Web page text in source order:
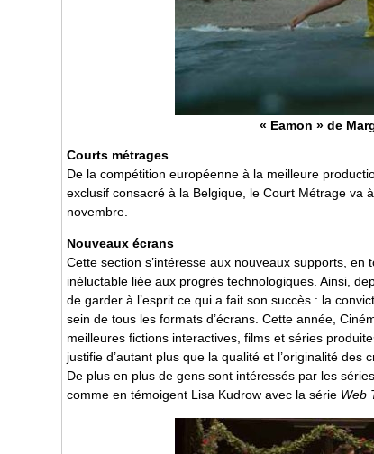
« Eamon » de
Courts métrages
De la compétition européenne à la meilleure
exclusif consacré à la Belgique, le Court Métrage va
novembre.
Nouveaux écrans
Cette section s’intéresse aux nouveaux supports, en
inéluctable liée aux progrès technologiques. Ainsi,
de garder à l’esprit ce qui a fait son succès : la
sein de tous les formats d’écrans. Cette année,
meilleures fictions interactives, films et séries
justifie d’autant plus que la qualité et l’originalité des
De plus en plus de gens sont intéressés par les
comme en témoigent Lisa Kudrow avec la série Web